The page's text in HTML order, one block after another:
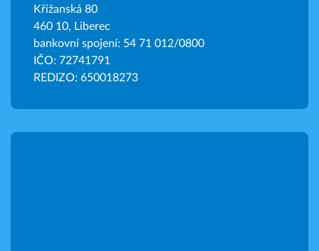
Křižanská 80
460 10, Liberec
bankovní spojení: 54 71 012/0800
IČO: 72741791
REDIZO: 650018273